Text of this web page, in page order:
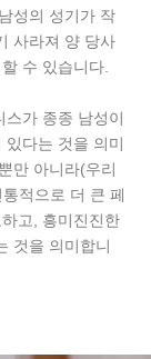
성의 성기가 작
사라져 양 당사
수 있습니다.
스가 종종 남성이
다는 것을 의미
만 아니라(우리
적으로 더 큰 페
고, 흥미진진한
것을 의미합니